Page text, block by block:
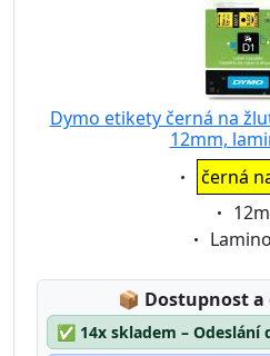
Dymo etikety černá na
12mm,
černá
📦 Lagerstatus:
Dostupnost
✅ 14x skladem – Odeslání